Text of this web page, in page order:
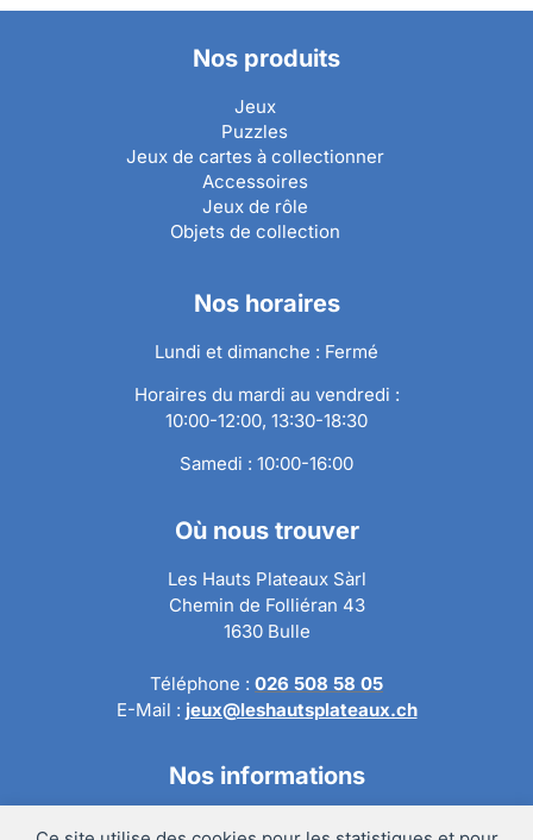
Nos produits
Jeux
Puzzles
Jeux de cartes à collectionner
Accessoires
Jeux de rôle
Objets de collection
Nos horaires
Lundi et dimanche : Fermé
Horaires du mardi au vendredi :
10:00-12:00, 13:30-18:30
Samedi : 10:00-16:00
Où nous trouver
Les Hauts Plateaux Sàrl
Chemin de Folliéran 43
1630 Bulle
Téléphone : 026 508 58 05
E-Mail : jeux@leshautsplateaux.ch
Nos informations